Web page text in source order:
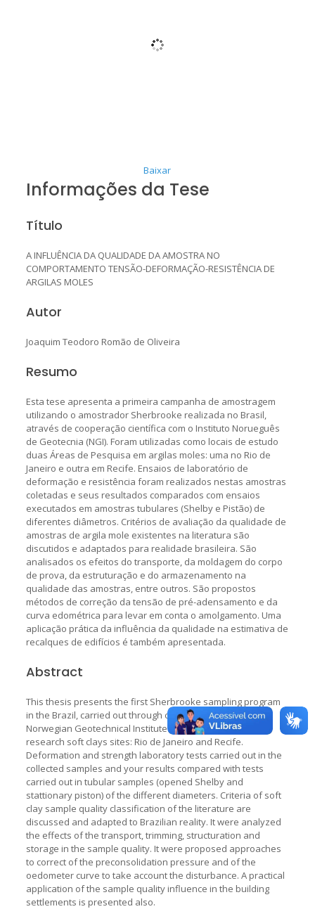
Baixar
Informações da Tese
Título
A INFLUÊNCIA DA QUALIDADE DA AMOSTRA NO
COMPORTAMENTO TENSÃO-DEFORMAÇÃO-RESISTÊNCIA DE
ARGILAS MOLES
Autor
Joaquim Teodoro Romão de Oliveira
Resumo
Esta tese apresenta a primeira campanha de amostragem
utilizando o amostrador Sherbrooke realizada no Brasil,
através de cooperação científica com o Instituto Norueguês
de Geotecnia (NGI). Foram utilizadas como locais de estudo
duas Áreas de Pesquisa em argilas moles: uma no Rio de
Janeiro e outra em Recife. Ensaios de laboratório de
deformação e resistência foram realizados nestas amostras
coletadas e seus resultados comparados com ensaios
executados em amostras tubulares (Shelby e Pistão) de
diferentes diâmetros. Critérios de avaliação da qualidade de
amostras de argila mole existentes na literatura são
discutidos e adaptados para realidade brasileira. São
analisados os efeitos do transporte, da moldagem do corpo
de prova, da estruturação e do armazenamento na
qualidade das amostras, entre outros. São propostos
métodos de correção da tensão de pré-adensamento e da
curva edométrica para levar em conta o amolgamento. Uma
aplicação prática da influência da qualidade na estimativa de
recalques de edifícios é também apresentada.
Abstract
This thesis presents the first Sherbrooke sampling program
in the Brazil, carried out through cooperation with the
Norwegian Geotechnical Institute (NGI). It were used two
research soft clays sites: Rio de Janeiro and Recife.
Deformation and strength laboratory tests carried out in the
collected samples and your results compared with tests
carried out in tubular samples (opened Shelby and
stattionary piston) of the different diameters. Criteria of soft
clay sample quality classification of the literature are
discussed and adapted to Brazilian reality. It were analyzed
the effects of the transport, trimming, structuration and
storage in the sample quality. It were proposed approaches
to correct of the preconsolidation pressure and of the
oedometer curve to take account the disturbance. A practical
application of the sample quality influence in the building
settlements is presented also.